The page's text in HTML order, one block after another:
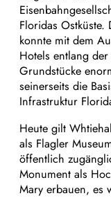
Floridas
konnte mit dem
Hotels entlang
Grundstücke
seinerseits die
Infrastruktur
Heute gilt
als Flagler
öffentlich
Monument als
Mary erbauen, es